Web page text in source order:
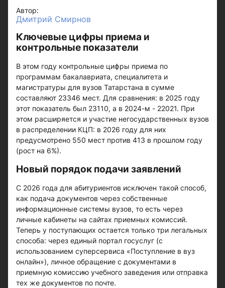
Автор:
Дмитрий Смирнов
Ключевые цифры приема и
контрольные показатели
В этом году контрольные цифры приема по
программам бакалавриата, специалитета и
магистратуры для вузов Татарстана в сумме
составляют 23346 мест. Для сравнения: в 2025 году
этот показатель был 23110, а в 2024-м - 22021. При
этом расширяется и участие негосударственных вузов
в распределении КЦП: в 2026 году для них
предусмотрено 550 мест против 413 в прошлом году
(рост на 6%).
Новый порядок подачи заявлений
С 2026 года для абитуриентов исключен такой способ,
как подача документов через собственные
информационные системы вузов, то есть через
личные кабинеты на сайтах приемных комиссий.
Теперь у поступающих остается только три легальных
способа: через единый портал госуслуг (с
использованием суперсервиса «Поступление в вуз
онлайн»), личное обращение с документами в
приемную комиссию учебного заведения или отправка
тех же документов по почте.